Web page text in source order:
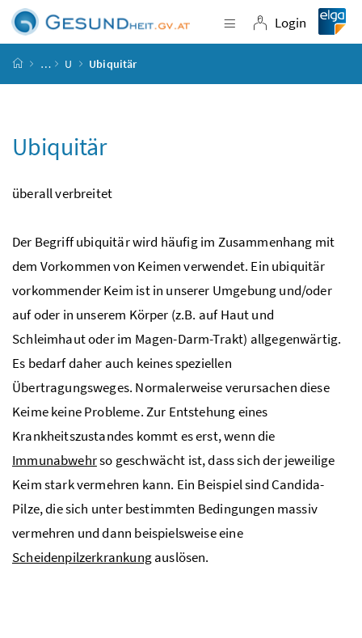
Zum Inhalt
Zum Hauptmenü
Zum Untermenü
Zur Suche
Navigation
Login
Login
Startseite
… U Ubiquitär
Ubiquitär
überall verbreitet
Der Begriff ubiquitär wird häufig im Zusammenhang mit
dem Vorkommen von Keimen verwendet. Ein ubiquitär
vorkommender Keim ist in unserer Umgebung und/oder
auf oder in unserem Körper (z.B. auf Haut und
Schleimhaut oder im Magen-Darm-Trakt) allgegenwärtig.
Es bedarf daher auch keines speziellen
Übertragungsweges. Normalerweise verursachen diese
Keime keine Probleme. Zur Entstehung eines
Krankheitszustandes kommt es erst, wenn die
Immunabwehrso geschwächt ist, dass sich der jeweilige
Keim stark vermehren kann. Ein Beispiel sind Candida-
Pilze, die sich unter bestimmten Bedingungen massiv
vermehren und dann beispielsweise eine
Scheidenpilzerkrankungauslösen.